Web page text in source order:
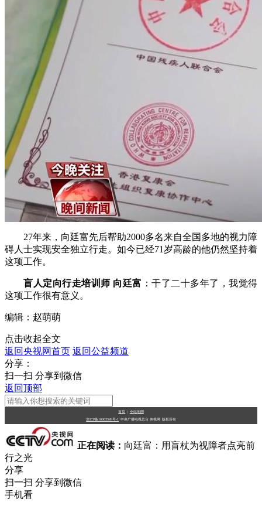
27年来，向廷富先后帮助2000多名来自全国多地的视力障
碍人士实现安全独立行走。如今已经71岁高龄的他仍然坚持着
这项工作。
盲人定向行走培训师 向廷富 ：干了二十多年了，我觉得
这项工作很有意义。
编辑：赵萌萌
点击收起全文
返回央视网首页 返回公益频道
分享：
扫一扫 分享到微信
返回顶部
首页 全站地图
京ICP备10003349号-1 中央广播电视总台 央视网 版权所有
正在阅读： 向廷富：用盲杖为视障者点亮前
行之光
分享
扫一扫 分享到微信
手机看